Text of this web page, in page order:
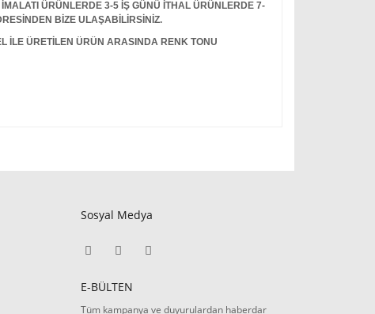
ÜRÜNLERDE 3-5 İŞ GÜNÜ İTHAL ÜRÜNLERDE 7-
BİZE ULAŞABİLİRSİNİZ.
İLE ÜRETİLEN ÜRÜN ARASINDA RENK TONU
Sosyal Medya
E-BÜLTEN
Tüm kampanya ve duyurulardan haberdar